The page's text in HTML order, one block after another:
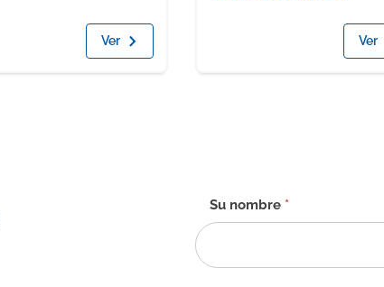
Ver Ver
Formulario
de
contacto
-
Su nombre *